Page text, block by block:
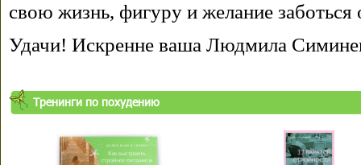
свою жизнь, фигуру и желание заботься
Удачи! Искренне ваша Людмила
Тренинги по похудению